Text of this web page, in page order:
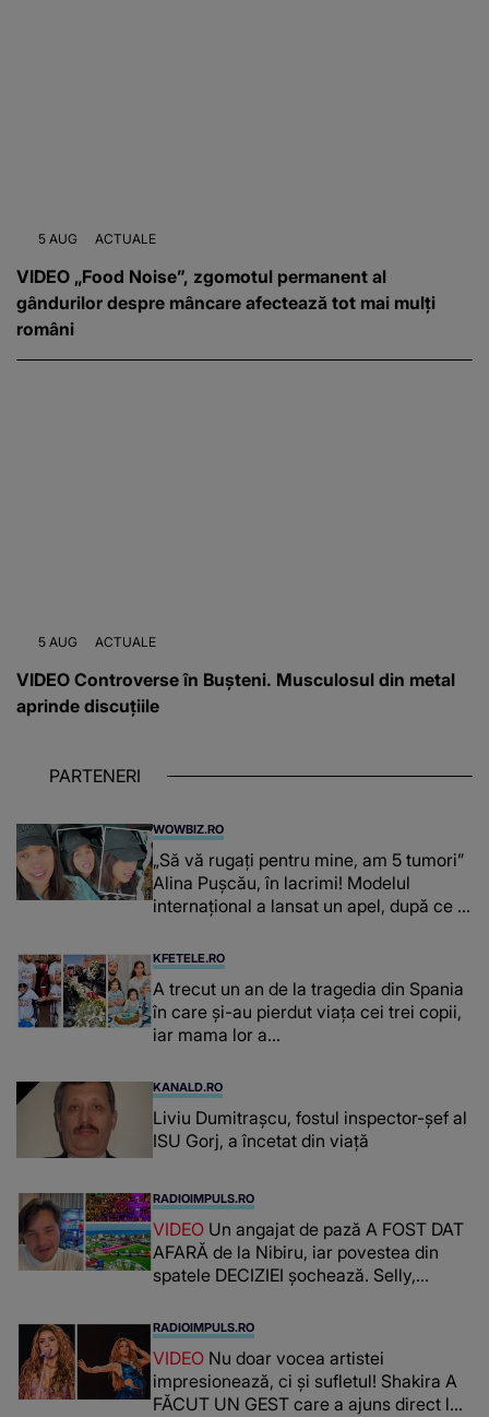
5 AUG ACTUALE
VIDEO „Food Noise”, zgomotul permanent al
gândurilor despre mâncare afectează tot mai mulți
români
5 AUG ACTUALE
VIDEO Controverse în Bușteni. Musculosul din metal
aprinde discuțiile
PARTENERI
WOWBIZ.RO
„Să vă rugați pentru mine, am 5 tumori”
Alina Pușcău, în lacrimi! Modelul
internațional a lansat un apel, după ce a
KFETELE.RO
A trecut un an de la tragedia din Spania
în care și-au pierdut viața cei trei copii,
iar mama lor a…
KANALD.RO
Liviu Dumitrașcu, fostul inspector-șef al
ISU Gorj, a încetat din viață
RADIOIMPULS.RO
VIDEO Un angajat de pază A FOST DAT
AFARĂ de la Nibiru, iar povestea din
spatele DECIZIEI șochează. Selly,
CREDEA CĂ VA VEDEA AȘA CEVA: "Fix
în fața unui..."
RADIOIMPULS.RO
VIDEO Nu doar vocea artistei
impresionează, ci și sufletul! Shakira A
FĂCUT UN GEST care a ajuns direct la